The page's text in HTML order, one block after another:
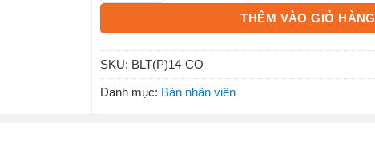
THÊM VÀO GIỎ HÀNG
SKU: BLT(P)14-CO
Danh mục: Bàn nhân viên